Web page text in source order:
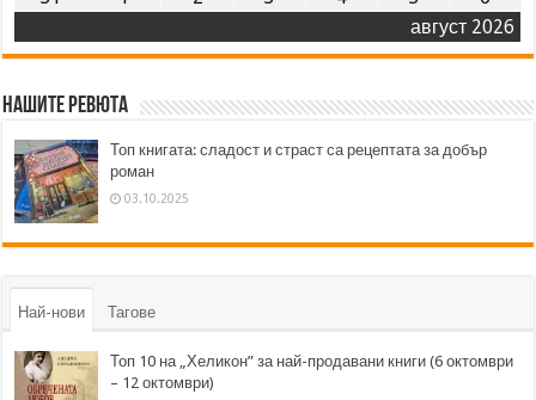
август 2026
Нашите ревюта
Топ книгата: сладост и страст са рецептата за добър
роман
03.10.2025
Най-нови Тагове
Топ 10 на „Хеликон” за най-продавани книги (6 октомври
– 12 октомври)